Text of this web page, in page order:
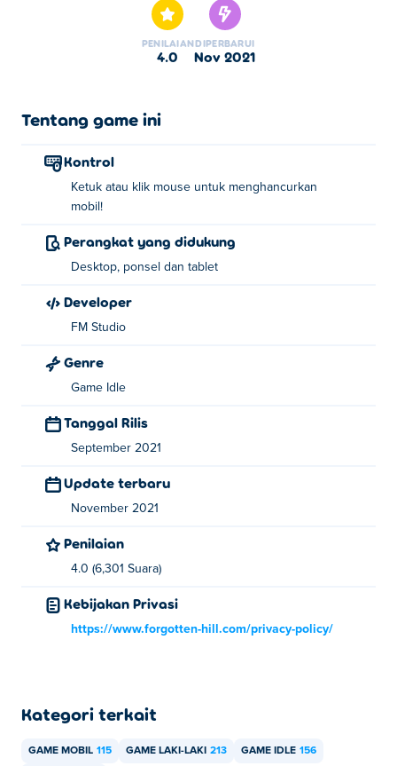
PENILAIAN
4.0
DIPERBARUI
Nov 2021
Tentang game ini
Kontrol
Ketuk atau klik mouse untuk menghancurkan
mobil!
Perangkat yang didukung
Desktop, ponsel dan tablet
Developer
FM Studio
Genre
Game Idle
Tanggal Rilis
September 2021
Update terbaru
November 2021
Penilaian
4.0 (6,301 Suara)
Kebijakan Privasi
https://www.forgotten-hill.com/privacy-policy/
Kategori terkait
GAME MOBIL 115 GAME LAKI-LAKI 213 GAME IDLE 156